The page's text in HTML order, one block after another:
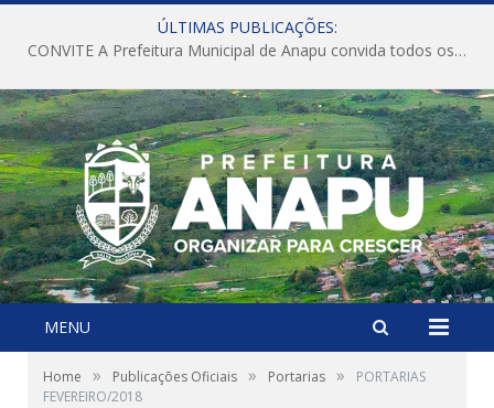
ÚLTIMAS PUBLICAÇÕES:
CONVITE A Prefeitura Municipal de Anapu convida todos os servidores públicos municipais para participarem da Audiência Pública de discussão da Lei de Diretrizes Orçamentárias (LDO), importante instrumento de planejamento das ações e investimentos da Administração Pública para o próximo exercício financeiro.
MENU
Home » Publicações Oficiais » Portarias »
PORTARIAS
FEVEREIRO/2018